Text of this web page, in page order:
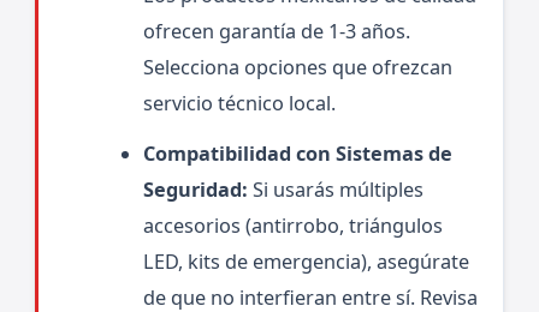
ofrecen garantía de 1-3 años.
Selecciona opciones que ofrezcan
servicio técnico local.
Compatibilidad con Sistemas de
Seguridad: Si usarás múltiples
accesorios (antirrobo, triángulos
LED, kits de emergencia), asegúrate
de que no interfieran entre sí. Revisa